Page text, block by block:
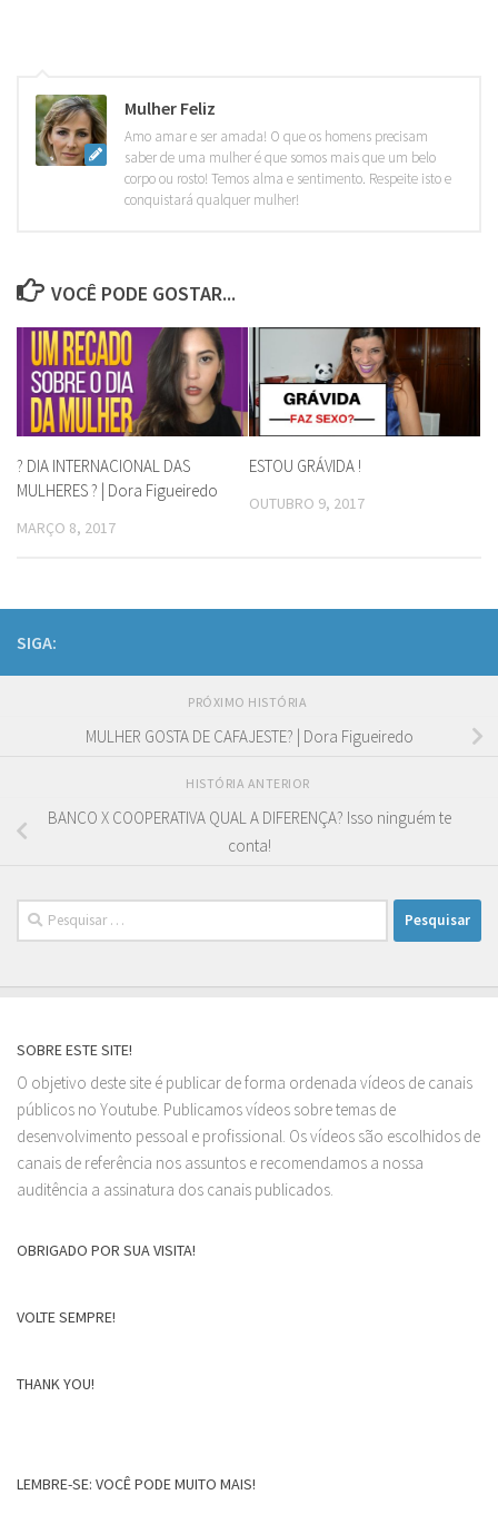
Mulher Feliz
Amo amar e ser amada! O que os homens precisam
saber de uma mulher é que somos mais que um belo
corpo ou rosto! Temos alma e sentimento. Respeite isto e
conquistará qualquer mulher!
VOCÊ PODE GOSTAR...
? DIA INTERNACIONAL DAS
MULHERES ? | Dora Figueiredo
MARÇO 8, 2017
ESTOU GRÁVIDA !
OUTUBRO 9, 2017
SIGA:
PRÓXIMO HISTÓRIA
MULHER GOSTA DE CAFAJESTE? | Dora Figueiredo
HISTÓRIA ANTERIOR
BANCO X COOPERATIVA QUAL A DIFERENÇA? Isso ninguém te
conta!
Pesquisar
por:
SOBRE ESTE SITE!
O objetivo deste site é publicar de forma ordenada vídeos de canais
públicos no Youtube. Publicamos vídeos sobre temas de
desenvolvimento pessoal e profissional. Os vídeos são escolhidos de
canais de referência nos assuntos e recomendamos a nossa
auditência a assinatura dos canais publicados.
OBRIGADO POR SUA VISITA!
VOLTE SEMPRE!
THANK YOU!
LEMBRE-SE: VOCÊ PODE MUITO MAIS!